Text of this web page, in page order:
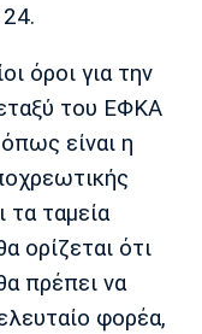
όροι για την
του ΕΦΚΑ
είναι η
τα ταμεία
ορίζεται ότι
πρέπει να
φορέα,